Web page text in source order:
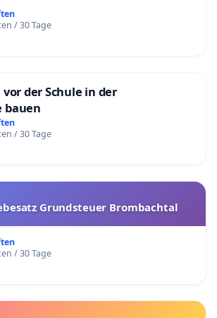
/ 30 Tage
der Schule in der
bauen
/ 30 Tage
Grundsteuer Brombachtal
/ 30 Tage